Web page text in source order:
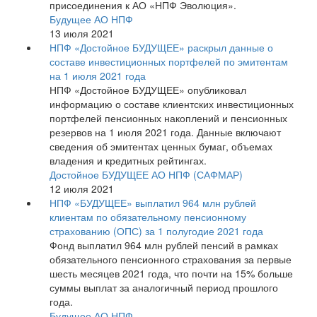
присоединения к АО «НПФ Эволюция».
Будущее АО НПФ
13 июля 2021
НПФ «Достойное БУДУЩЕЕ» раскрыл данные о
составе инвестиционных портфелей по эмитентам
на 1 июля 2021 года
НПФ «Достойное БУДУЩЕЕ» опубликовал
информацию о составе клиентских инвестиционных
портфелей пенсионных накоплений и пенсионных
резервов на 1 июля 2021 года. Данные включают
сведения об эмитентах ценных бумаг, объемах
владения и кредитных рейтингах.
Достойное БУДУЩЕЕ АО НПФ (САФМАР)
12 июля 2021
НПФ «БУДУЩЕЕ» выплатил 964 млн рублей
клиентам по обязательному пенсионному
страхованию (ОПС) за 1 полугодие 2021 года
Фонд выплатил 964 млн рублей пенсий в рамках
обязательного пенсионного страхования за первые
шесть месяцев 2021 года, что почти на 15% больше
суммы выплат за аналогичный период прошлого
года.